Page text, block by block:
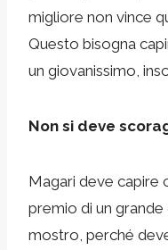
migliore non vince
Questo bisogna
un giovanissimo,
Non si deve
Magari deve capire
premio di un
mostro, perché